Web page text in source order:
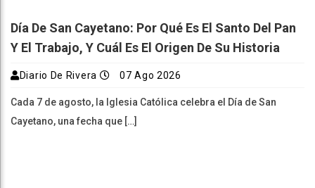
Día De San Cayetano: Por Qué Es El Santo Del Pan
Y El Trabajo, Y Cuál Es El Origen De Su Historia
Diario De Rivera 07 Ago 2026
Cada 7 de agosto, la Iglesia Católica celebra el Día de San
Cayetano, una fecha que […]